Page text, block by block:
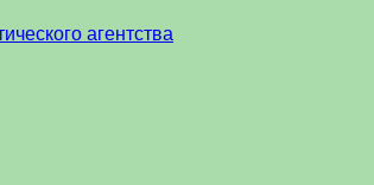
агентства